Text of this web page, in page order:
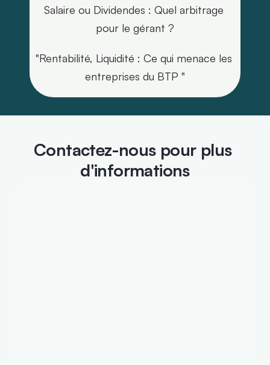
Salaire ou Dividendes : Quel arbitrage
pour le gérant ?
"Rentabilité, Liquidité : Ce qui menace les
entreprises du BTP "
Contactez-nous pour plus
d'informations